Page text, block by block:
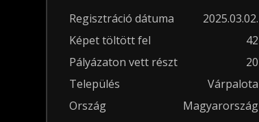
Regisztráció dátuma
2025.03.02.
Képet töltött fel
42
Pályázaton vett részt
20
Település
Várpalota
Ország
Magyarország